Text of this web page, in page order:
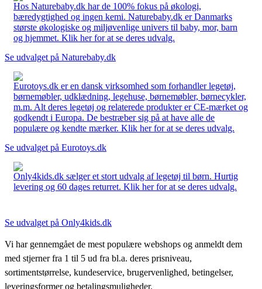
Hos Naturebaby.dk har de 100% fokus på økologi,
bæredygtighed og ingen kemi. Naturebaby.dk er Danmarks
største økologiske og miljøvenlige univers til baby, mor, barn
og hjemmet. Klik her for at se deres udvalg.
Se udvalget på Naturebaby.dk
Eurotoys.dk er en dansk virksomhed som forhandler legetøj,
børnemøbler, udklædning, legehuse, børnemøbler, børnecykler,
m.m. Alt deres legetøj og relaterede produkter er CE-mærket og
godkendt i Europa. De bestræber sig på at have alle de
populære og kendte mærker. Klik her for at se deres udvalg.
Se udvalget på Eurotoys.dk
Only4kids.dk sælger et stort udvalg af legetøj til børn. Hurtig
levering og 60 dages returret. Klik her for at se deres udvalg.
Se udvalget på Only4kids.dk
Vi har gennemgået de mest populære webshops og anmeldt dem
med stjerner fra 1 til 5 ud fra bl.a. deres prisniveau,
sortimentstørrelse, kundeservice, brugervenlighed, betingelser,
leveringsformer og betalingsmuligheder.